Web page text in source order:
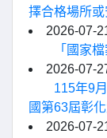
擇合格場所或
2026-07-
「國家
2026-07-
115年9
國第63屆彰
2026-07-